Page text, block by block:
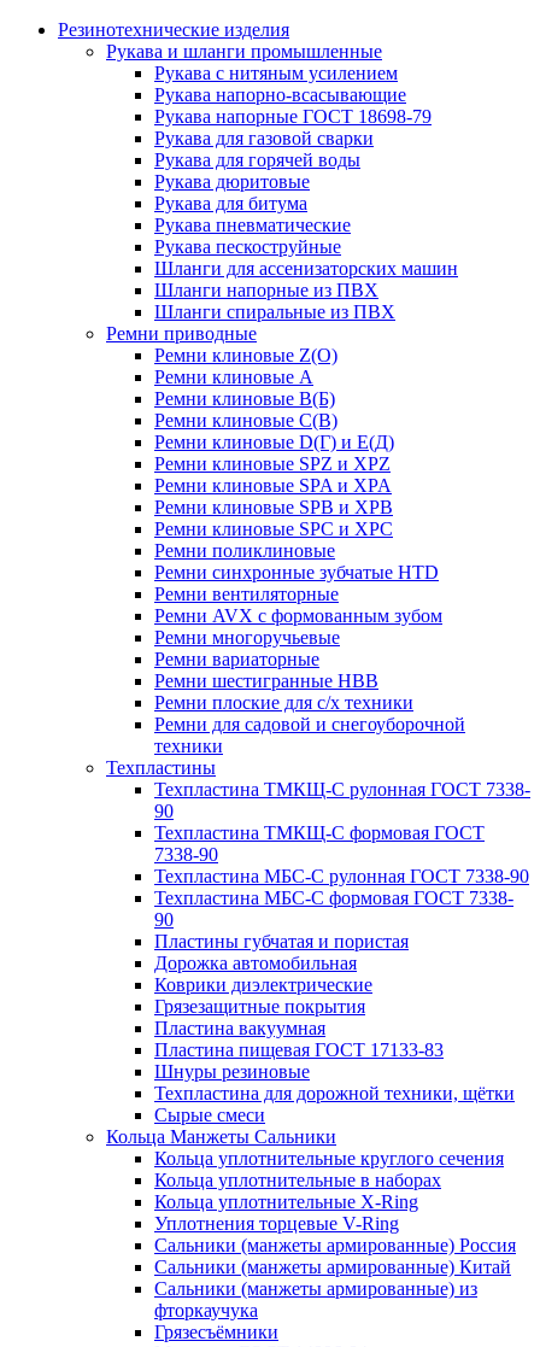
Резинотехнические изделия
Рукава и шланги промышленные
Рукава с нитяным усилением
Рукава напорно-всасывающие
Рукава напорные ГОСТ 18698-79
Рукава для газовой сварки
Рукава для горячей воды
Рукава дюритовые
Рукава для битума
Рукава пневматические
Рукава пескоструйные
Шланги для ассенизаторских машин
Шланги напорные из ПВХ
Шланги спиральные из ПВХ
Ремни приводные
Ремни клиновые Z(О)
Ремни клиновые А
Ремни клиновые В(Б)
Ремни клиновые С(В)
Ремни клиновые D(Г) и Е(Д)
Ремни клиновые SPZ и XPZ
Ремни клиновые SPA и XPA
Ремни клиновые SPB и XPB
Ремни клиновые SPC и XPC
Ремни поликлиновые
Ремни синхронные зубчатые HTD
Ремни вентиляторные
Ремни AVX с формованным зубом
Ремни многоручьевые
Ремни вариаторные
Ремни шестигранные HBB
Ремни плоские для с/х техники
Ремни для садовой и снегоуборочной
техники
Техпластины
Техпластина ТМКЩ-С рулонная ГОСТ 7338-
90
Техпластина ТМКЩ-С формовая ГОСТ
7338-90
Техпластина МБС-С рулонная ГОСТ 7338-90
Техпластина МБС-С формовая ГОСТ 7338-
90
Пластины губчатая и пористая
Дорожка автомобильная
Коврики диэлектрические
Грязезащитные покрытия
Пластина вакуумная
Пластина пищевая ГОСТ 17133-83
Шнуры резиновые
Техпластина для дорожной техники, щётки
Сырые смеси
Кольца Манжеты Сальники
Кольца уплотнительные круглого сечения
Кольца уплотнительные в наборах
Кольца уплотнительные Х-Ring
Уплотнения торцевые V-Ring
Сальники (манжеты армированные) Россия
Сальники (манжеты армированные) Китай
Сальники (манжеты армированные) из
фторкаучука
Грязесъёмники